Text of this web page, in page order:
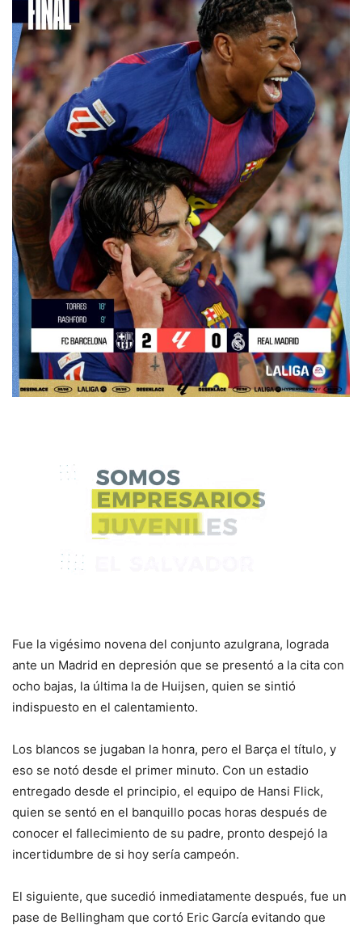
Fue la vigésimo novena del conjunto azulgrana, lograda
ante un Madrid en depresión que se presentó a la cita con
ocho bajas, la última la de Huijsen, quien se sintió
indispuesto en el calentamiento.
Los blancos se jugaban la honra, pero el Barça el título, y
eso se notó desde el primer minuto. Con un estadio
entregado desde el principio, el equipo de Hansi Flick,
quien se sentó en el banquillo pocas horas después de
conocer el fallecimiento de su padre, pronto despejó la
incertidumbre de si hoy sería campeón.
El siguiente, que sucedió inmediatamente después, fue un
pase de Bellingham que cortó Eric García evitando que